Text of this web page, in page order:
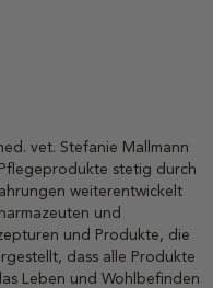
vet. Stefanie Mallmann
stetig durch
weiterentwickelt
und
und Produkte, die
dass alle Produkte
Leben und Wohlbefinden